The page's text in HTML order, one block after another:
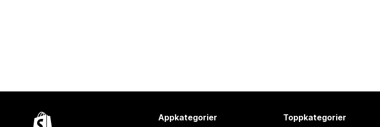
Appkategorier Toppkategorier